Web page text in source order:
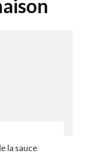
la sauce